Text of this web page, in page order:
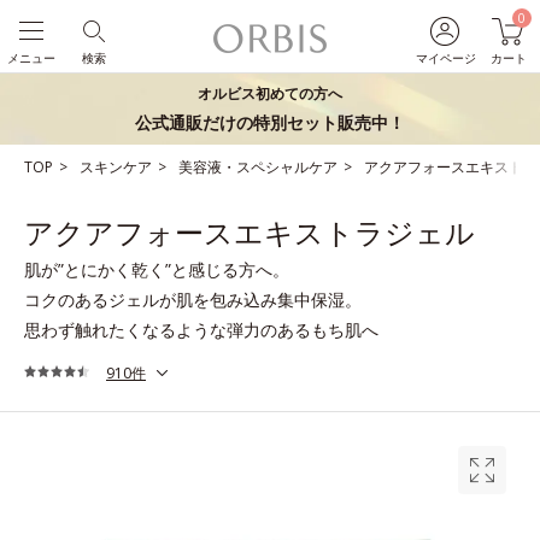
マイページ
0
カート
検索
メニュー
オルビス初めての方へ
公式通販だけの特別セット販売中！
TOP スキンケア 美容液・スペシャルケア アクアフォースエキスト
アクアフォースエキストラジェル
肌が”とにかく乾く”と感じる方へ。
コクのあるジェルが肌を包み込み集中保湿。
思わず触れたくなるような弾力のあるもち肌へ
910件